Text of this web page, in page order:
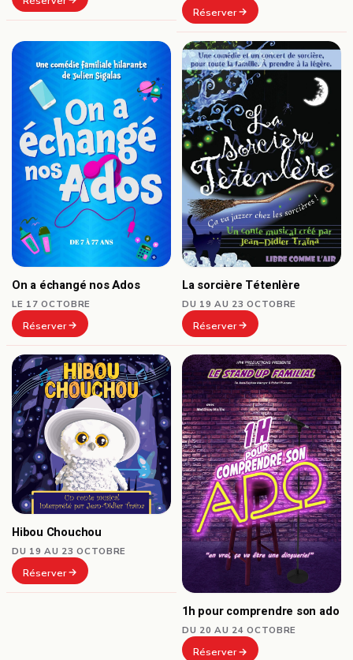
Réserver
On a échangé nos Ados
LE 17 OCTOBRE
Réserver
La sorcière Tétenlère
DU 19 AU 23 OCTOBRE
Réserver
Hibou Chouchou
DU 19 AU 23 OCTOBRE
Réserver
1h pour comprendre son ado
DU 20 AU 24 OCTOBRE
Réserver